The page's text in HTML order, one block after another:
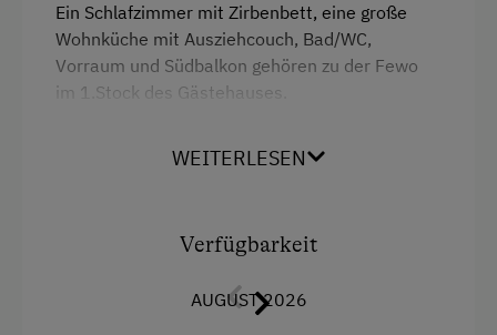
Ein Schlafzimmer mit Zirbenbett, eine große
Wohnküche mit Ausziehcouch, Bad/WC,
Vorraum und Südbalkon gehören zu der Fewo
im 1.Stock des Gästehauses.
Ostbalkon fängt der Ferientag richtig gut an.
WEITERLESEN
Verfügbarkeit
AUGUST 2026